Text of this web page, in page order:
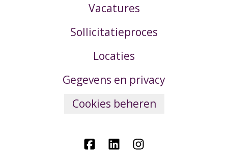
Vacatures
Sollicitatieproces
Locaties
Gegevens en privacy
Cookies beheren